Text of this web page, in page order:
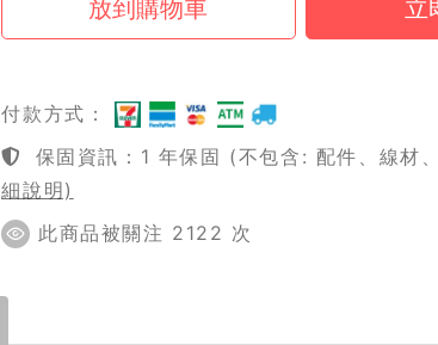
付款方式：
保固資訊：1 年保固 (不包含: 配件、線材
細說明)
此商品被關注 2122 次